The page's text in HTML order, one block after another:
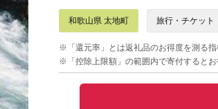
和歌山県 太地町 旅行・チケット
※「還元率」とは返礼品のお得度を測る指
※「控除上限額」の範囲内で寄付すると